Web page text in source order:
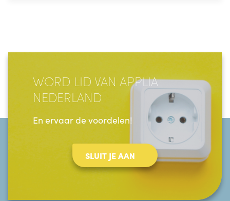
WORD LID VAN APPLIA
NEDERLAND
En ervaar de voordelen!
SLUIT JE AAN